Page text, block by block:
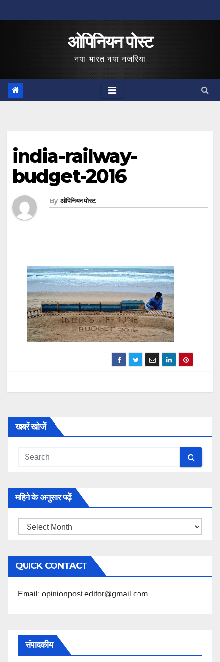
to
ओपिनियन पोस्ट
नया भारत नया नजरिया
india-railway-
budget-2016
By ओपिनियन पोस्ट
खबरें खोजें
महिने के अनुसार पढ़ें
महिने
अनुसार
पढ़ें
QUICK CONTACT
Email: opinionpost.editor@gmail.com
संपादकीय